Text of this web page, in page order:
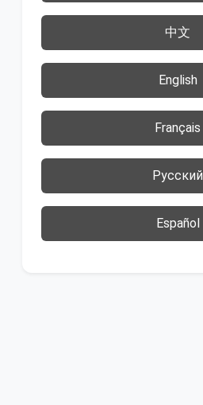
中文
English
Français
Русский
Español